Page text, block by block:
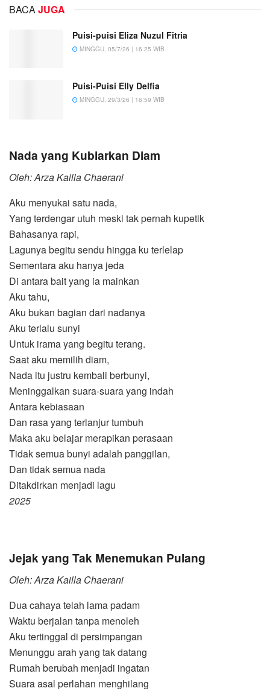
BACAJUGA
Puisi-puisi Eliza Nuzul Fitria
MINGGU, 05/7/26 | 16:25 WIB
Puisi-Puisi Elly Delfia
MINGGU, 29/3/26 | 16:59 WIB
Nada yang Kubiarkan Diam
Oleh: Arza Kailla Chaerani
Aku menyukai satu nada,
Yang terdengar utuh meski tak pernah kupetik
Bahasanya rapi,
Lagunya begitu sendu hingga ku terlelap
Sementara aku hanya jeda
Di antara bait yang ia mainkan
Aku tahu,
Aku bukan bagian dari nadanya
Aku terlalu sunyi
Untuk irama yang begitu terang.
Saat aku memilih diam,
Nada itu justru kembali berbunyi,
Meninggalkan suara-suara yang indah
Antara kebiasaan
Dan rasa yang terlanjur tumbuh
Maka aku belajar merapikan perasaan
Tidak semua bunyi adalah panggilan,
Dan tidak semua nada
Ditakdirkan menjadi lagu
2025
Jejak yang Tak Menemukan Pulang
Oleh: Arza Kailla Chaerani
Dua cahaya telah lama padam
Waktu berjalan tanpa menoleh
Aku tertinggal di persimpangan
Menunggu arah yang tak datang
Rumah berubah menjadi ingatan
Suara asal perlahan menghilang